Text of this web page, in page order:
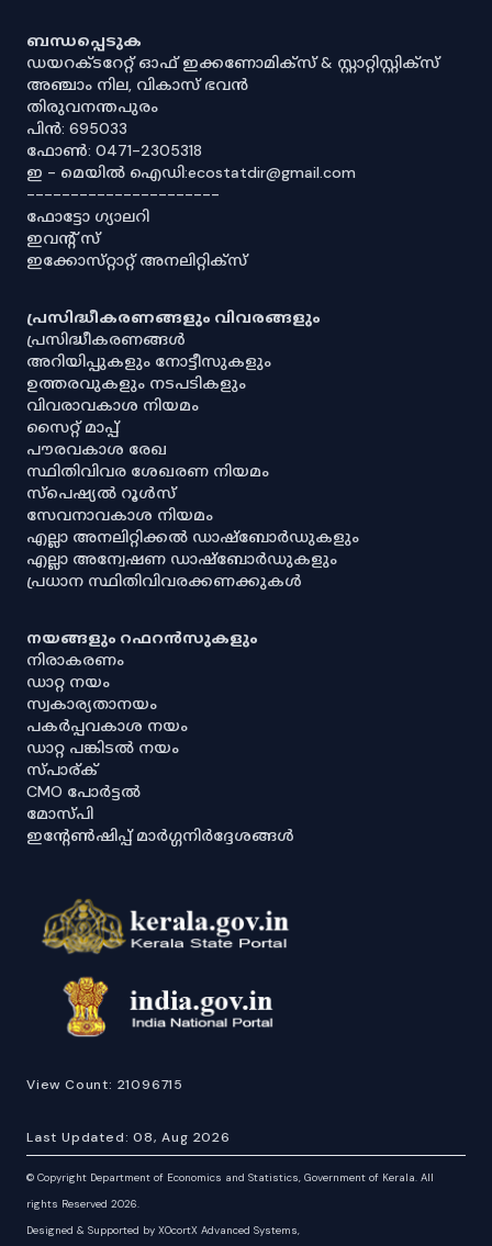
ബന്ധപ്പെടുക
ഡയറക്ടറേറ്റ് ഓഫ് ഇക്കണോമിക്സ് & സ്റ്റാറ്റിസ്റ്റിക്സ്
അഞ്ചാം നില, വികാസ് ഭവൻ
തിരുവനന്തപുരം
പിൻ: 695033
ഫോൺ: 0471-2305318
ഇ - മെയിൽ ഐഡി:ecostatdir@gmail.com
----------------------
ഫോട്ടോ ഗ്യാലറി
ഇവൻ്റ് സ്
ഇക്കോസ്‌റ്റാറ്റ് അനലിറ്റിക്‌സ്
പ്രസിദ്ധീകരണങ്ങളും വിവരങ്ങളും
പ്രസിദ്ധീകരണങ്ങൾ
അറിയിപ്പുകളും നോട്ടീസുകളും
ഉത്തരവുകളും നടപടികളും
വിവരാവകാശ നിയമം
സൈറ്റ് മാപ്പ്
പൗരവകാശ രേഖ
സ്ഥിതിവിവര ശേഖരണ നിയമം
സ്‌പെഷ്യൽ റൂൾസ്
സേവനാവകാശ നിയമം
എല്ലാ അനലിറ്റിക്കൽ ഡാഷ്‌ബോർഡുകളും
എല്ലാ അന്വേഷണ ഡാഷ്‌ബോർഡുകളും
പ്രധാന സ്ഥിതിവിവരക്കണക്കുകൾ
നയങ്ങളും റഫറൻസുകളും
നിരാകരണം
ഡാറ്റ നയം
സ്വകാര്യതാനയം
പകർപ്പവകാശ നയം
ഡാറ്റ പങ്കിടൽ നയം
സ്പാര്ക്
CMO പോർട്ടൽ
മോസ്പി
ഇൻ്റേൺഷിപ്പ് മാർഗ്ഗനിർദ്ദേശങ്ങൾ
View Count: 21096715
Last Updated:08, Aug 2026
© Copyright Department of Economics and Statistics, Government of Kerala. All
rights Reserved 2026.
Designed & Supported by XOcortX Advanced Systems,